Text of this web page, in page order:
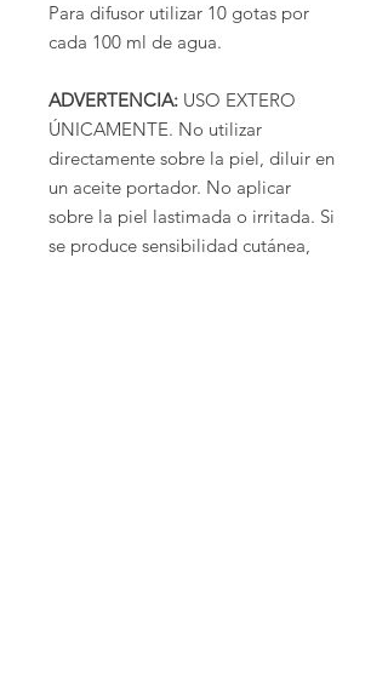
Para difusor utilizar 10 gotas por
cada 100 ml de agua.
ADVERTENCIA: USO EXTERO
ÚNICAMENTE. No utilizar
directamente sobre la piel, diluir en
un aceite portador. No aplicar
sobre la piel lastimada o irritada. Si
se produce sensibilidad cutánea,